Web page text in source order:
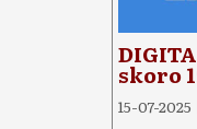
skoro
15-07-